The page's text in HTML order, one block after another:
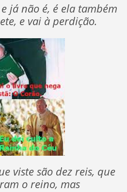
já não é, é ela também
e vai à perdição.
viste são dez reis, que
o reino, mas